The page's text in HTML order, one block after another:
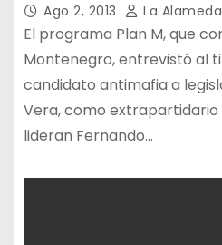
Ago 2, 2013 La Alameda
El programa Plan M, que
Montenegro, entrevistó al
candidato antimafia a
Vera, como
lideran Fernando…